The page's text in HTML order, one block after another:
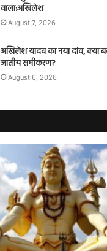
वाला:अखिलेश
August 7, 2026
अखिलेश यादव का नया दांव, क्या
जातीय समीकरण?
August 6, 2026